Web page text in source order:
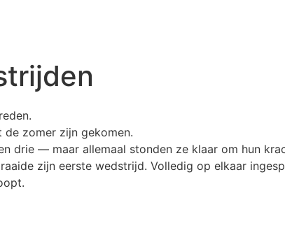
de zomer zijn gekomen.
drie — maar allemaal stonden ze klaar om hun
zijn eerste wedstrijd. Volledig op elkaar